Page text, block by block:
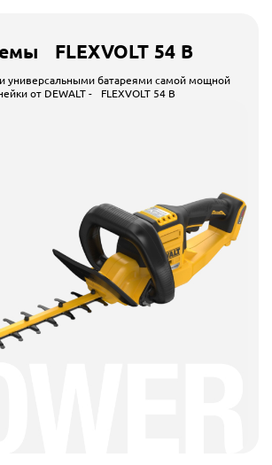
FLEXVOLT 54 В
универсальными батареями самой мощной
от DEWALT - FLEXVOLT 54 В